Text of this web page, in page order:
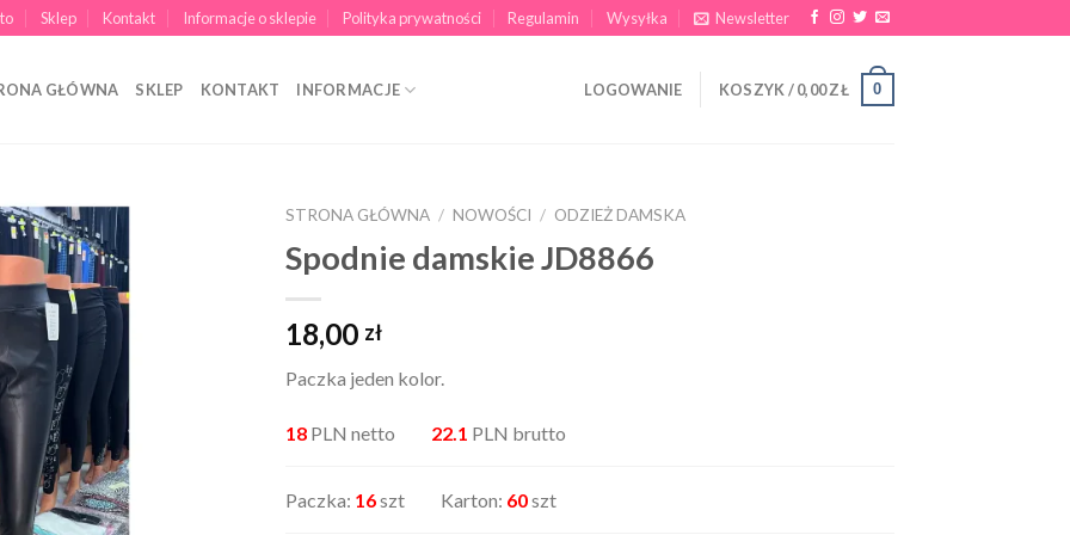
Sklep Kontakt Informacje o sklepie Polityka prywatności Regulamin Wysyłka Newsletter
GŁÓWNA SKLEP KONTAKT INFORMACJE LOGOWANIE KOSZYK /0,00ZŁ 0
STRONA GŁÓWNA / NOWOŚCI / ODZIEŻ DAMSKA
Spodnie damskie JD8866
18,00 zł
Paczka jeden kolor.
18 PLN netto 22.1 PLN brutto
Paczka: 16szt Karton: 60szt